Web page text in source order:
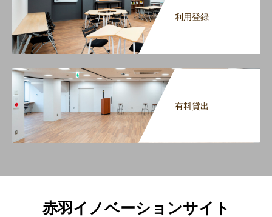
利用登録
有料貸出
赤羽イノベーションサイト